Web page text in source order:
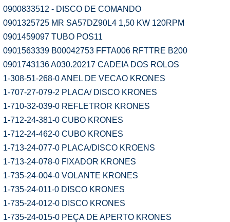
0900833512 - DISCO DE COMANDO
0901325725 MR SA57DZ90L4 1,50 KW 120RPM
0901459097 TUBO POS11
0901563339 B00042753 FFTA006 RFTTRE B200
0901743136 A030.20217 CADEIA DOS ROLOS
1-308-51-268-0 ANEL DE VECAO KRONES
1-707-27-079-2 PLACA/ DISCO KRONES
1-710-32-039-0 REFLETROR KRONES
1-712-24-381-0 CUBO KRONES
1-712-24-462-0 CUBO KRONES
1-713-24-077-0 PLACA/DISCO KROENS
1-713-24-078-0 FIXADOR KRONES
1-735-24-004-0 VOLANTE KRONES
1-735-24-011-0 DISCO KRONES
1-735-24-012-0 DISCO KRONES
1-735-24-015-0 PEÇA DE APERTO KRONES